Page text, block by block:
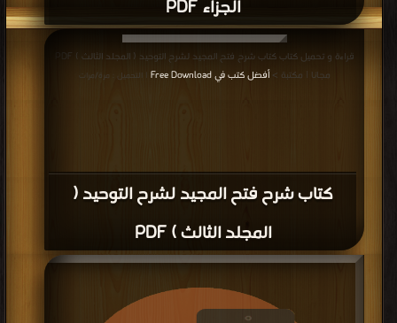
الجزاء PDF
كتاب شرح فتح المجيد لشرح التوحيد (
المجلد الثالث ) PDF
قراءة و تحميل كتاب كتاب شرح فتح المجيد لشرح التوحيد ( المجلد الثالث ) PDF
مجانا | مكتبة >أفضل كتب في Free Download | التحميل : مرة/مرات